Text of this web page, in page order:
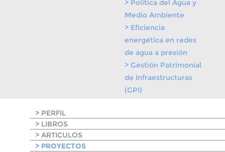
> Política del Agua y
Medio Ambiente
> Eficiencia
energética en redes
de agua a presión
> Gestión Patrimonial
de Infraestructuras
(GPI)
> PERFIL
> LIBROS
> ARTICULOS
> PROYECTOS